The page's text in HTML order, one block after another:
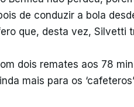
de conduzir a bola
que, desta vez, Silvetti
dois remates aos 78
mais para os